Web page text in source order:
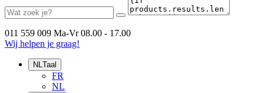
011 559 009 Ma-Vr 08.00 - 17.00
Wij helpen je graag!
NLTaal
FR
NL